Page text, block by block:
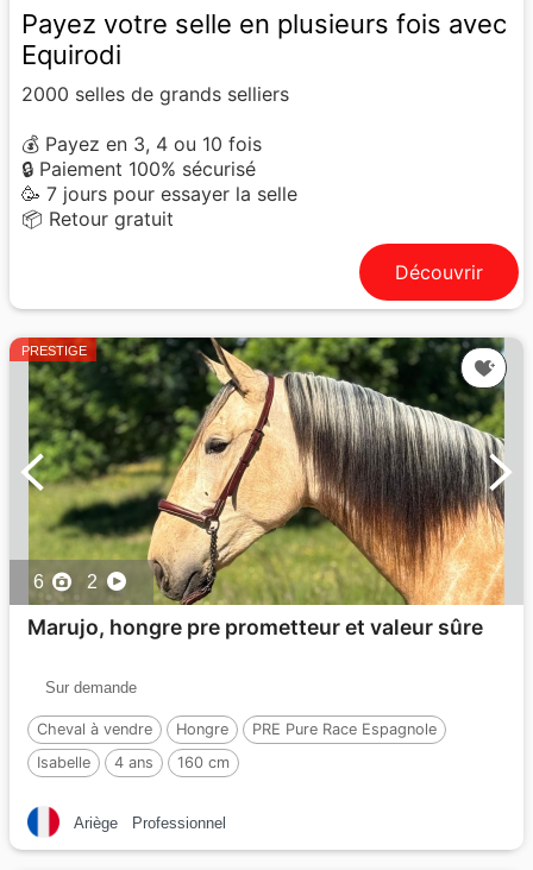
Payez votre selle en plusieurs fois avec
Equirodi
2000 selles de grands selliers
💰 Payez en 3, 4 ou 10 fois
🔒 Paiement 100% sécurisé
🥳 7 jours pour essayer la selle
📦 Retour gratuit
Découvrir
PRESTIGE
6 2
Marujo, hongre pre prometteur et valeur sûre
Sur demande
Cheval à vendre Hongre
PRE Pure Race Espagnole
Isabelle
4 ans 160 cm
Ariège Professionnel